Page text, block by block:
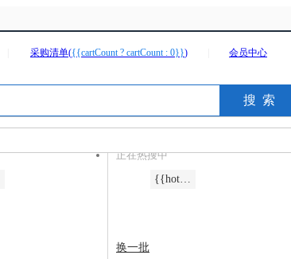
采购清单({{cartCount ? cartCount : 0}}) 会员中心
正在热搜中
{{hotItem}}
换一批
角磨机 冲击钻 电圆锯